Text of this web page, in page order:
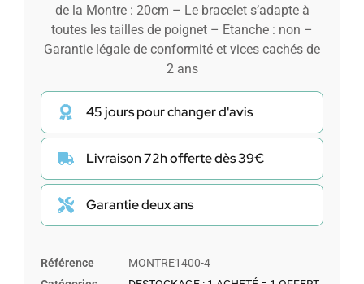
de la Montre : 20cm – Le bracelet s’adapte à
toutes les tailles de poignet – Etanche : non –
Garantie légale de conformité et vices cachés de
2 ans
45 jours pour changer d'avis
Livraison 72h offerte dès 39€
Garantie deux ans
Référence
MONTRE1400-4